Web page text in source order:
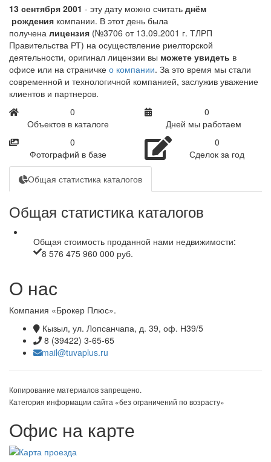
13 сентября 2001 - эту дату можно считать днём
рождения компании. В этот день была
получена лицензия (№3706 от 13.09.2001 г. ТЛРП
Правительства РТ) на осуществление риелторской
деятельности, оригинал лицензии вы можете увидеть в
офисе или на страничке о компании. За это время мы стали
современной и технологичной компанией, заслужив уважение
клиентов и партнеров.
0
Объектов в каталоге
0
Дней мы работаем
0
Фотографий в базе
0
Сделок за год
Общая статистика каталогов
Общая статистика каталогов
Общая стоимость проданной нами недвижимости:
8 576 475 960 000 руб.
О нас
Компания «Брокер Плюс».
Кызыл, ул. Лопсанчапа, д. 39, оф. Н39/5
8 (39422) 3-65-65
mail@tuvaplus.ru
Копирование материалов запрещено.
Категория информации сайта «без ограничений по возрасту»
Офис на карте